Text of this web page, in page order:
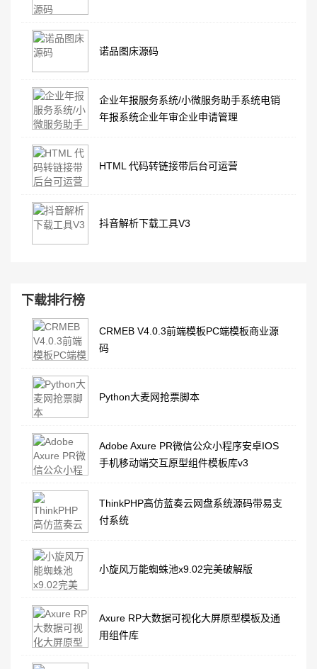
诺品图床源码
企业年报服务系统/小微服务助手系统电销
年报系统企业年审企业申请管理
HTML 代码转链接带后台可运营
抖音解析下载工具V3
下载排行榜
CRMEB V4.0.3前端模板PC端模板商业源
码
Python大麦网抢票脚本
Adobe Axure PR微信公众小程序安卓IOS
手机移动端交互原型组件模板库v3
ThinkPHP高仿蓝奏云网盘系统源码带易支
付系统
小旋风万能蜘蛛池x9.02完美破解版
Axure RP大数据可视化大屏原型模板及通
用组件库